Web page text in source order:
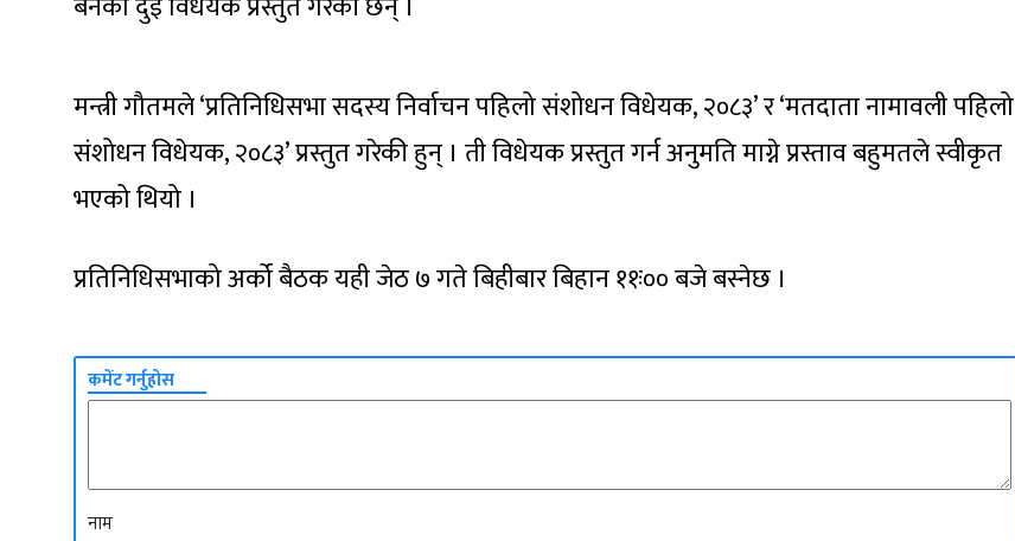
मन्त्री गौतमले ‘प्रतिनिधिसभा सदस्य निर्वाचन पहिलो संशोधन विधेयक, २०८३’ र ‘मतदाता नामावली पहिलो
संशोधन विधेयक, २०८३’ प्रस्तुत गरेकी हुन् । ती विधेयक प्रस्तुत गर्न अनुमति माग्ने प्रस्ताव बहुमतले स्वीकृत
भएको थियो ।
प्रतिनिधिसभाको अर्को बैठक यही जेठ ७ गते बिहीबार बिहान ११ः०० बजे बस्नेछ ।
कमेंट गर्नुहोस
नाम